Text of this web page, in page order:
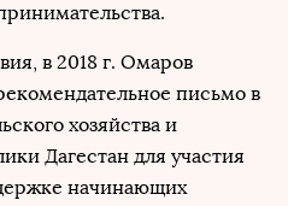
в 2018 г. Омаров
письмо в
хозяйства и
Дагестан для участия
начинающих